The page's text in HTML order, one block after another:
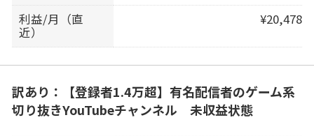
利益/月（直
近）
¥20,478
訳あり：【登録者1.4万超】有名配信者のゲーム系
切り抜きYouTubeチャンネル 未収益状態